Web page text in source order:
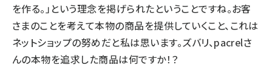
を作る。」という理念を掲げられたということですね。お客
さまのことを考えて本物の商品を提供していくこと、これは
ネットショップの努めだと私は思います。ズバリ、pacrelさ
んの本物を追求した商品は何ですか！？